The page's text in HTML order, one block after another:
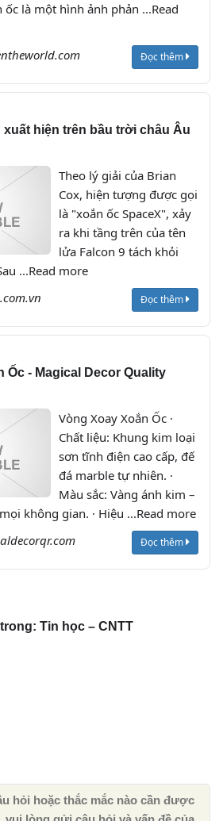
là một hình ảnh phản ...Read
Đọc thêm
xuất hiện trên bầu trời châu Âu
Theo lý giải của Brian
Cox, hiện tượng được gọi
là "xoắn ốc SpaceX", xảy
ra khi tầng trên của tên
lửa Falcon 9 tách khỏi
...Read more
Đọc thêm
Ốc - Magical Decor Quality
Vòng Xoay Xoắn Ốc ·
Chất liệu: Khung kim loại
sơn tĩnh điện cao cấp, đế
đá marble tự nhiên. ·
Màu sắc: Vàng ánh kim –
không gian. · Hiệu ...Read more
Đọc thêm
Tin học – CNTT
hỏi hoặc thắc mắc nào cần được